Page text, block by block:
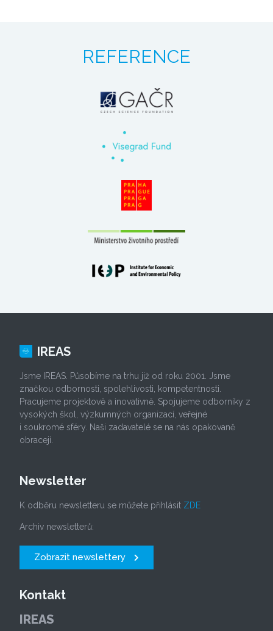
REFERENCE
IREAS
Jsme IREAS. Působíme na trhu již od roku 2001. Jsme
značkou odbornosti, spolehlivosti, kompetentnosti.
Pracujeme projektově a inovativně. Spojujeme odborníky z
vysokých škol, výzkumných organizací, veřejné
i soukromé sféry. Naši zadavatelé se na nás opakovaně
obracejí.
Newsletter
K odběru newsletteru se můžete přihlásit ZDE
Archiv newsletterů:
Zobrazit newslettery
Kontakt
IREAS